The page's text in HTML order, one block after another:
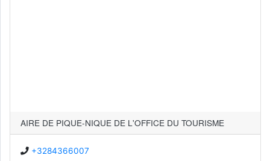
AIRE DE PIQUE-NIQUE DE L'OFFICE DU TOURISME
+3284366007